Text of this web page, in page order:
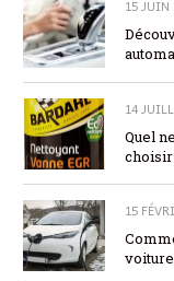
15 JUIN
14
Quel
choisir
15